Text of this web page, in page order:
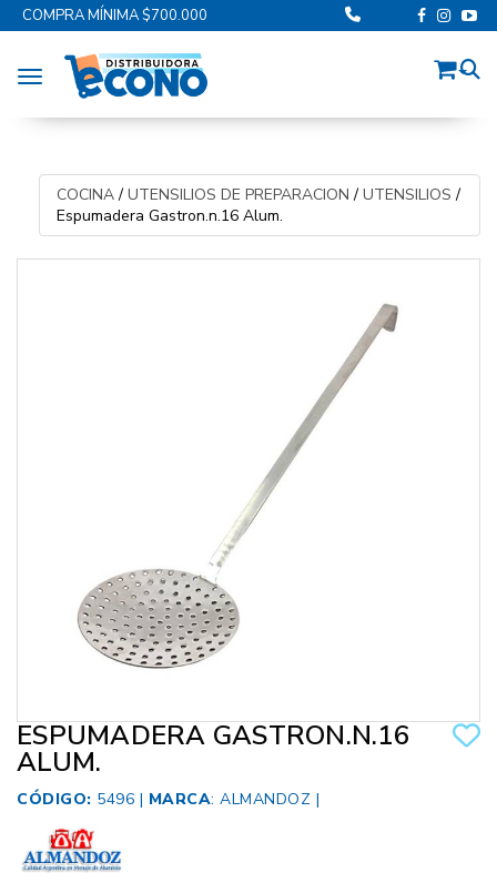
COMPRA MÍNIMA $700.000
Toggle navigation
COCINA/ UTENSILIOS DE PREPARACION / UTENSILIOS /
Espumadera Gastron.n.16 Alum.
ESPUMADERA GASTRON.N.16
ALUM.
CÓDIGO: 5496 | MARCA: ALMANDOZ |